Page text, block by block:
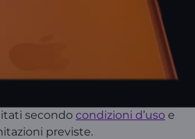
secondo condizioni d’uso e
previste.